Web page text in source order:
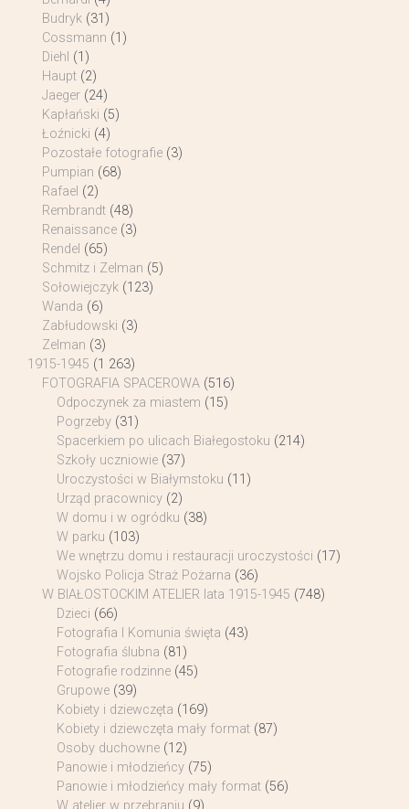
Budryk (31)
Cossmann (1)
Diehl (1)
Haupt (2)
Jaeger (24)
Kapłański (5)
Łoźnicki (4)
Pozostałe fotografie (3)
Pumpian (68)
Rafael (2)
Rembrandt (48)
Renaissance (3)
Rendel (65)
Schmitz i Zelman (5)
Sołowiejczyk (123)
Wanda (6)
Zabłudowski (3)
Zelman (3)
1915-1945 (1 263)
FOTOGRAFIA SPACEROWA (516)
Odpoczynek za miastem (15)
Pogrzeby (31)
Spacerkiem po ulicach Białegostoku (214)
Szkoły uczniowie (37)
Uroczystości w Białymstoku (11)
Urząd pracownicy (2)
W domu i w ogródku (38)
W parku (103)
We wnętrzu domu i restauracji uroczystości (17)
Wojsko Policja Straż Pożarna (36)
W BIAŁOSTOCKIM ATELIER lata 1915-1945 (748)
Dzieci (66)
Fotografia I Komunia święta (43)
Fotografia ślubna (81)
Fotografie rodzinne (45)
Grupowe (39)
Kobiety i dziewczęta (169)
Kobiety i dziewczęta mały format (87)
Osoby duchowne (12)
Panowie i młodzieńcy (75)
Panowie i młodzieńcy mały format (56)
W atelier w przebraniu (9)